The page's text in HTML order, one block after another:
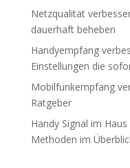
Netzqualität
dauerhaft beheben
Handyempfang
Einstellungen die
Mobilfunkempfang
Ratgeber
Handy Signal im
Methoden im